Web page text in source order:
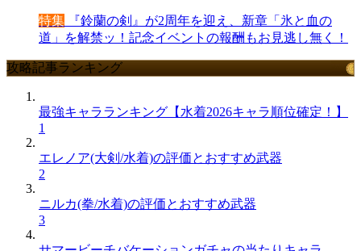
特集 『鈴蘭の剣』が2周年を迎え、新章「氷と血の
道」を解禁ッ！記念イベントの報酬もお見逃し無く！
攻略記事ランキング
最強キャラランキング【水着2026キャラ順位確定！】
1
エレノア(大剣/水着)の評価とおすすめ武器
2
ニルカ(拳/水着)の評価とおすすめ武器
3